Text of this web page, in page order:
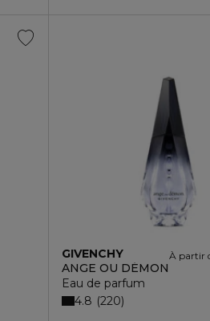
GIVENCHY
ANGE OU DÉMON
Eau de parfum
À partir
4.8 220